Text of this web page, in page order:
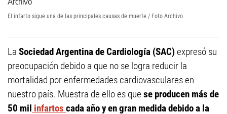
El infarto sigue una de las principales causas de muerte / Foto Archivo
La Sociedad Argentina de Cardiología (SAC)expresó su
preocupación debido a que no se logra reducir la
mortalidad por enfermedades cardiovasculares en
nuestro país. Muestra de ello es que se producen más de
50 mil infartos cada año y en gran medida debido a la